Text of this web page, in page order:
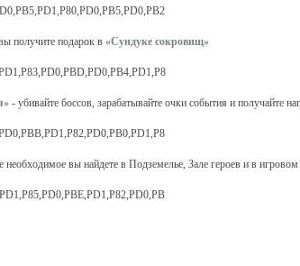
получите подарок в «Сундуке сокровищ»
- убивайте боссов, зарабатывайте очки события и получайте
необходимое вы найдете в Подземелье, Зале героев и в игровом